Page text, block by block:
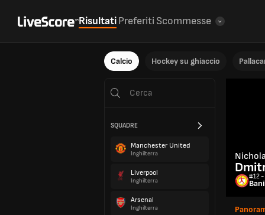
RisultatiPreferiti Scommesse
Calcio Hockey su ghiaccio
SQUADRE
Manchester United
Inghilterra
Liverpool
Inghilterra
Arsenal
Inghilterra
#12 -